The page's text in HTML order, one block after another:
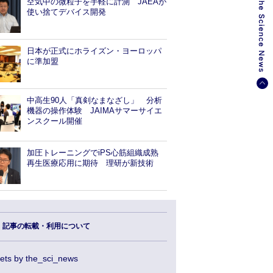
使い捨てデバイス開発
日本が正式にホライズン・ヨーロッパ
に準加盟
中高生90人「真剣なまなざし」 分析
機器の操作体験 JAIMAサマーサイエ
ンスクール開催
加圧トレーニングでiPS心筋組織成熟
再生医療応用に期待 理研が新技術
記事の転載・利用について
by the_sci_news